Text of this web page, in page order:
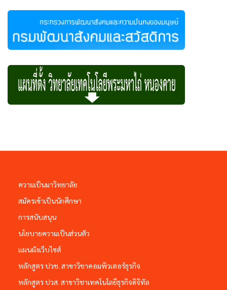
ความเป็นมาวิทยาลัย
สมัครเข้าเป็นนักศึกษา
การสนับสนุน
นโยบายความเป็นส่วนตัว
แผนผังเว็บไซต์
หลักสูตร ปวช. สาขาวิชาคอมพิวเตอร์ธุรกิจ
หลักสูตร ปวส. สาขาวิชาเทคโนโลยีธุรกิจดิจิทัล